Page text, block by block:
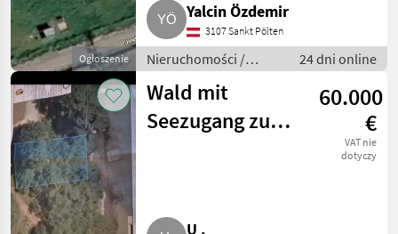
Ogłoszenie
Yalcin Özdemir
3107 Sankt Pölten
Nieruchomości /
Działki
24 dni online
Wald mit
Seezugang zum
60.000
€
VAT nie
dotyczy
U .